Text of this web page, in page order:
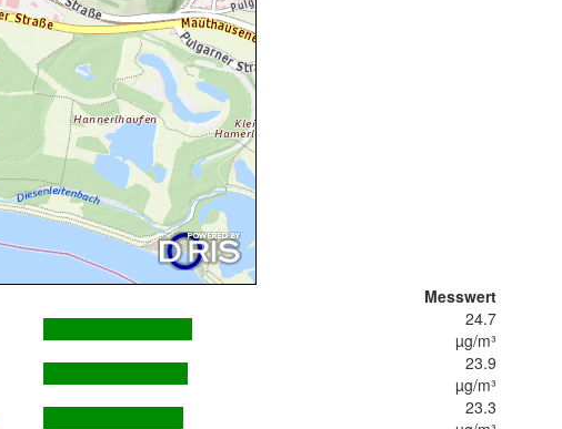
Messwert
24.7
µg/m³
23.9
µg/m³
23.3